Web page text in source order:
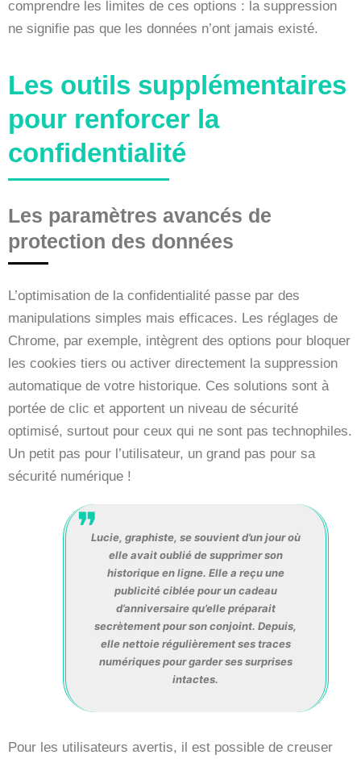
comprendre les limites de ces options : la suppression
ne signifie pas que les données n’ont jamais existé.
Les outils supplémentaires
pour renforcer la
confidentialité
Les paramètres avancés de
protection des données
L’optimisation de la confidentialité passe par des
manipulations simples mais efficaces. Les réglages de
Chrome, par exemple, intègrent des options pour bloquer
les cookies tiers ou activer directement la suppression
automatique de votre historique. Ces solutions sont à
portée de clic et apportent un niveau de sécurité
optimisé, surtout pour ceux qui ne sont pas technophiles.
Un petit pas pour l’utilisateur, un grand pas pour sa
sécurité numérique !
Lucie, graphiste, se souvient d’un jour où
elle avait oublié de supprimer son
historique en ligne. Elle a reçu une
publicité ciblée pour un cadeau
d’anniversaire qu’elle préparait
secrètement pour son conjoint. Depuis,
elle nettoie régulièrement ses traces
numériques pour garder ses surprises
intactes.
Pour les utilisateurs avertis, il est possible de creuser